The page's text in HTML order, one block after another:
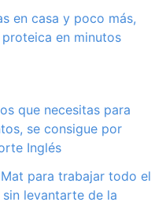
en casa y poco más,
en minutos
que necesitas para
se consigue por
Inglés
para trabajar todo el
levantarte de la